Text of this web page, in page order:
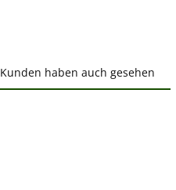
Kunden haben auch gesehen